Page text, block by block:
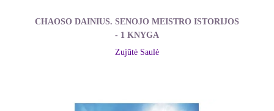
CHAOSO DAINIUS. SENOJO MEISTRO ISTORIJOS
- 1 KNYGA
Zujūtė Saulė